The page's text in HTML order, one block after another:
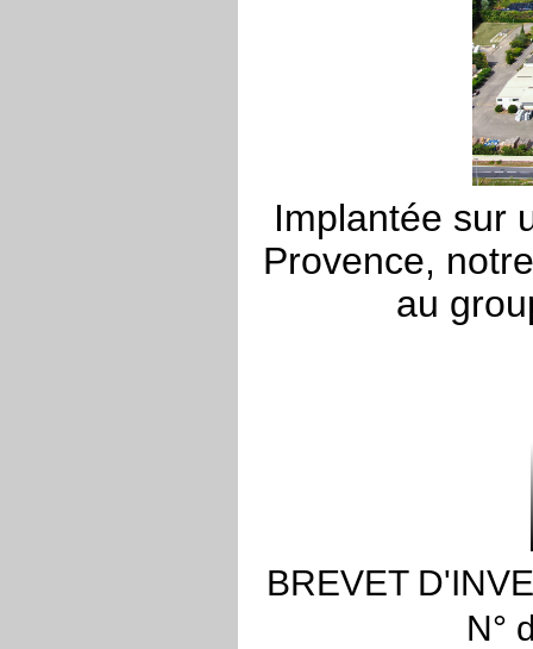
Implantée sur
Provence,
au
BREVET
N°